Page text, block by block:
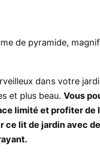
de pyramide,
dans votre
et plus beau. Vous
limité et profiter de
ce lit de jardin avec